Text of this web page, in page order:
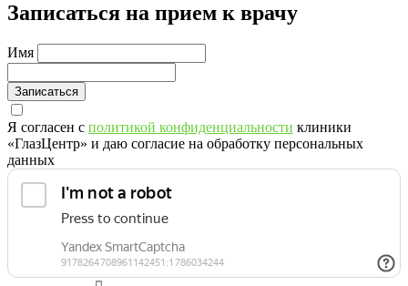
Записаться на прием к врачу
Имя
Записаться
Я согласен с политикой конфиденциальности клиники
«ГлазЦентр» и даю согласие на обработку персональных
данных